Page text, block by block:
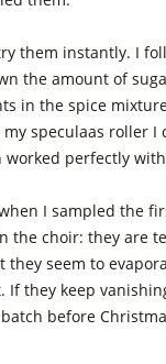
them instantly. I
the amount of
in the spice
my speculaas roller
worked perfectly
I sampled the
the choir: they are
they seem to
If they keep
before